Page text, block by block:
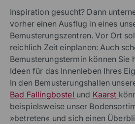
Inspiration gesucht? Dann
vorher einen Ausflug in eines
Bemusterungszentren. Vor Ort
reichlich Zeit einplanen: Auch
Bemusterungstermin können Sie
Ideen für das Innenleben Ihres
In den Bemusterungshallen
Bad Fallingbostel und Kaarst
beispielsweise unser
»betreten« und sich einen